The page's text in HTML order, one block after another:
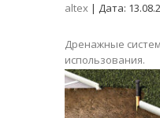
altex | Дата:
Дренажные
использования.